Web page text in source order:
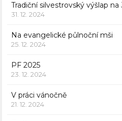
Tradiční silvestrovský výšlap
31. 12. 2024
Na evangelické půlnoční mši
25. 12. 2024
PF 2025
23. 12. 2024
V práci vánočně
21. 12. 2024